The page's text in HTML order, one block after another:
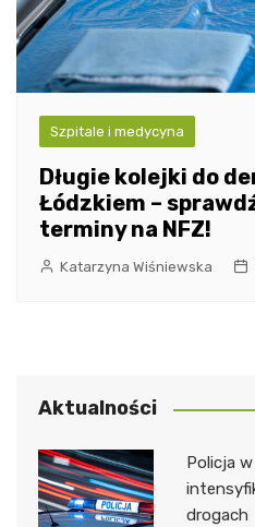
Szpitale i medycyna
Długie kolejki do
Łódzkiem –
terminy na NFZ!
Katarzyna Wiśniewska
Aktualności
Policja
drogach